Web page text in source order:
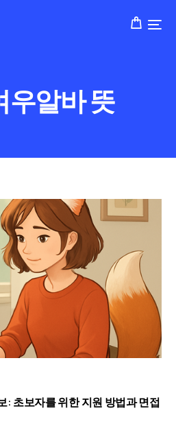
우알바 뜻
: 초보자를 위한 지원 방법과 면접